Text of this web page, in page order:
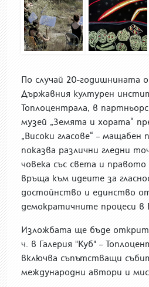
По случай 20-годишнината
Държавния културен
Топлоцентрала, в
музей „Земята и хората“
„Високи гласове“ –
показва различни гледни
човека със света и
връща към идеите за
достойнство и единство
демократичните процеси в
Изложбата ще бъде
ч. в Галерия "Куб" –
включва съпътстващи
международни автори и